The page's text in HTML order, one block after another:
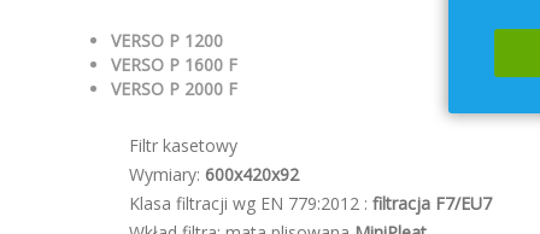
VERSO P 1200
VERSO P 1600 F
VERSO P 2000 F
Filtr kasetowy
Wymiary: 600x420x92
Klasa filtracji wg EN 779:2012 : filtracja F7/EU7